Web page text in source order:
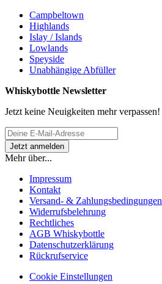
Campbeltown
Highlands
Islay / Islands
Lowlands
Speyside
Unabhängige Abfüller
Whiskybottle Newsletter
Jetzt keine Neuigkeiten mehr verpassen!
Mehr über...
Impressum
Kontakt
Versand- & Zahlungsbedingungen
Widerrufsbelehrung
Rechtliches
AGB Whiskybottle
Datenschutzerklärung
Rückrufservice
Cookie Einstellungen